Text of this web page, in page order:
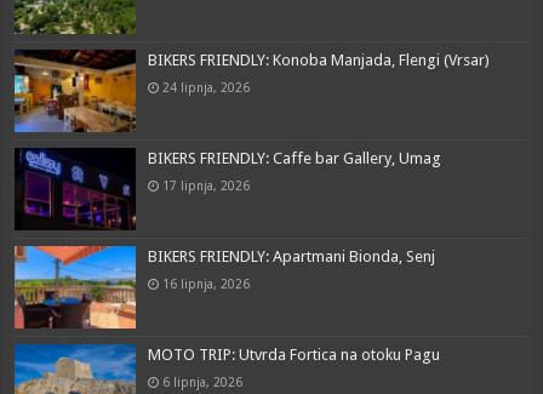
BIKERS FRIENDLY: Konoba Manjada, Flengi (Vrsar)
24 lipnja, 2026
BIKERS FRIENDLY: Caffe bar Gallery, Umag
17 lipnja, 2026
BIKERS FRIENDLY: Apartmani Bionda, Senj
16 lipnja, 2026
MOTO TRIP: Utvrda Fortica na otoku Pagu
6 lipnja, 2026